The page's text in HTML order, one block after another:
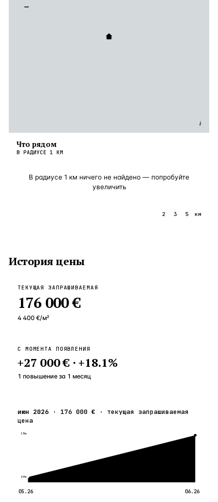
i
−
Что рядом
В РАДИУСЕ 1 КМ
В радиусе 1 км ничего не найдено — попробуйте
увеличить
2 3 5 км
История цены
ТЕКУЩАЯ ЗАПРАШИВАЕМАЯ
176 000 €
4 400 €/м²
С МОМЕНТА ПОЯВЛЕНИЯ
+27 000 €· +18.1%
1 повышение за 1 месяц
июн 2026 · 176 000 € · текущая запрашиваемая
цена
176к
149к
05.26 06.26